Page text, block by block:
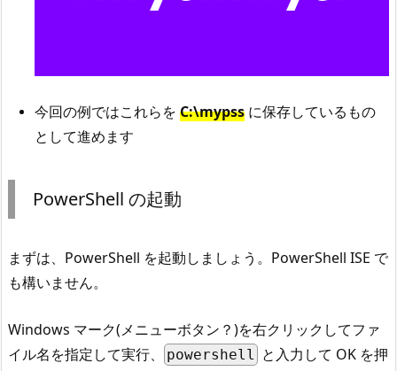
今回の例ではこれらを C:\mypss に保存しているもの
として進めます
PowerShell の起動
まずは、PowerShell を起動しましょう。PowerShell ISE で
も構いません。
Windows マーク(メニューボタン？)を右クリックしてファ
イル名を指定して実行、
powershell と入力して OK を押